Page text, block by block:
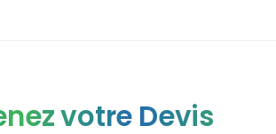
votre Devis